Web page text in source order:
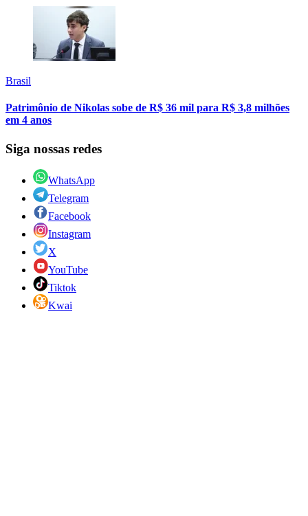
Brasil
Patrimônio de Nikolas sobe de R$ 36 mil para R$ 3,8 milhões
em 4 anos
Siga nossas redes
WhatsApp
Telegram
Facebook
Instagram
X
YouTube
Tiktok
Kwai